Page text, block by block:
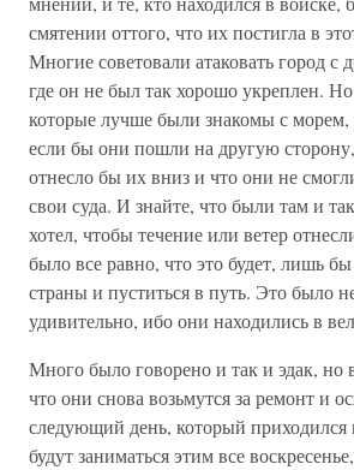
смятении оттого, что их постигла в
Многие советовали атаковать город с
где он не был так хорошо укреплен.
которые лучше были знакомы с морем,
если бы они пошли на другую
отнесло бы их вниз и что они не
свои суда. И знайте, что были там и
хотел, чтобы течение или ветер
было все равно, что это будет, лишь бы
страны и пуститься в путь. Это было
удивительно, ибо они находились в
Много было говорено и так и эдак, но
что они снова возьмутся за ремонт и
следующий день, который приходился
будут заниматься этим все